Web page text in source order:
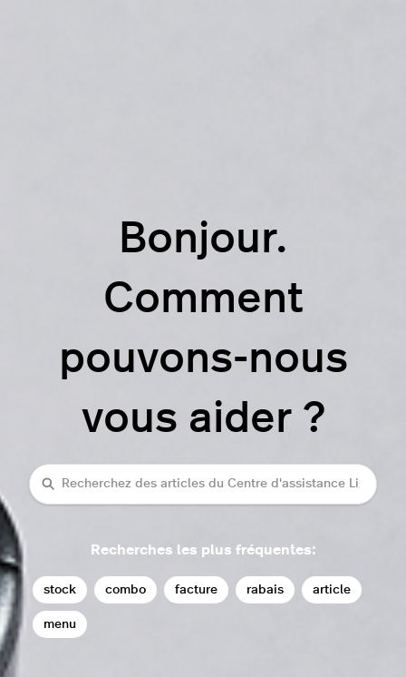
Bonjour.
Comment
pouvons-nous
vous aider ?
rechercher
Recherches les plus fréquentes:
stock combo facture rabais article
menu